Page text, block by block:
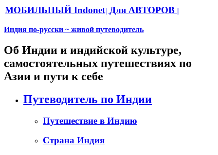
МОБИЛЬНЫЙ Indonet| Для АВТОРОВ |
Индия по-русски ~ живой путеводитель
Об Индии и индийской культуре,
самостоятельных путешествиях по
Азии и пути к себе
Путеводитель по Индии
Путешествие в Индию
Страна Индия